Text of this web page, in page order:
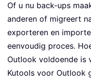
Of u nu back-ups
anderen of migreert
exporteren en
eenvoudig proces.
Outlook voldoende is
Kutools voor Outlook